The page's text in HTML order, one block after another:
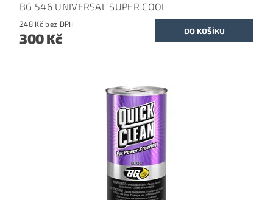
BG 546 UNIVERSAL SUPER COOL
248 Kč bez DPH
300 Kč